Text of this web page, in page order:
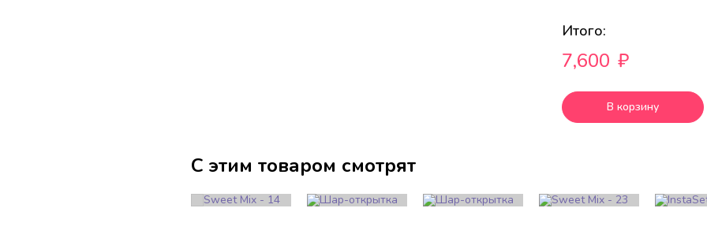
Итого:
7,600 ₽
В корзину
С этим товаром смотрят